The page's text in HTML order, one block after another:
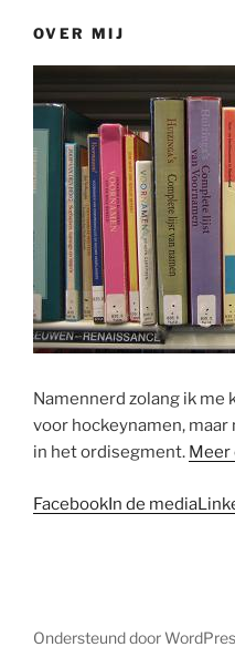
OVER MIJ
Namennerd zolang ik me
voor hockeynamen,
in het ordisegment. Meer
FacebookIn de media
Ondersteund door